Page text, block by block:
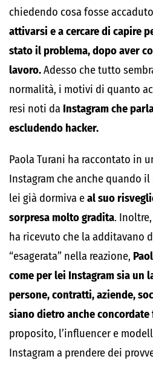
chiedendo cosa fosse
attivarsi e a cercare di capire
stato il problema, dopo aver
lavoro.Adesso che tutto
normalità, i motivi di quanto
resi noti da Instagram che
escludendo hacker.
Paola Turani ha raccontato in
Instagram che anche quando
lei già dormiva eal suo
sorpresa molto gradita.
ha ricevuto che la additavano
“esagerata” nella reazione,
come per lei Instagram sia un
persone, contratti, aziende,
siano dietro anche concordate
proposito, l’influencer e
Instagram a prendere dei